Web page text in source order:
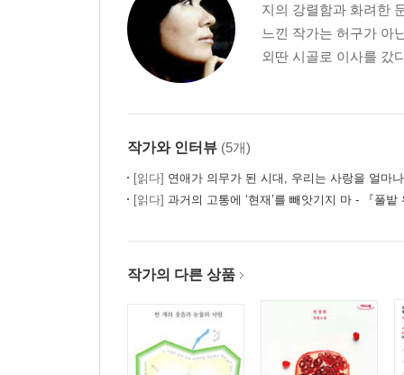
지의 강렬함과 화려한
느낀 작가는 허구가 아
외딴 시골로 이사를 갔
작가와 인터뷰 (5개)
[읽다] 연애가 의무가 된 시대, 우리는 사랑을 얼마
[읽다] 과거의 고통에 ‘현재’를 빼앗기지 마 - 『풀
작가의 다른 상품